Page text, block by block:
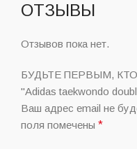
ОТЗЫВЫ
Отзывов пока нет.
БУДЬТЕ ПЕРВЫМ,
"Adidas taekwondo
Ваш адрес email не
поля помечены *